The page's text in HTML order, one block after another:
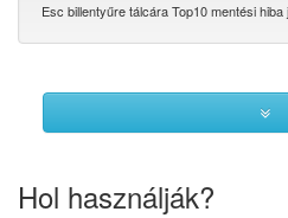
Esc billentyűre tálcára Top10 mentési
Hol használják?